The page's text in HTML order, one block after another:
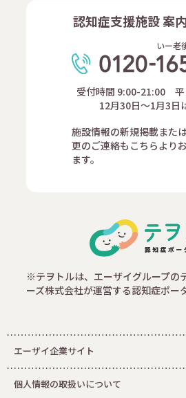
認知症支援施設 案
いー老
受付時間 9:00-21:00 平
12月30日～1月3日
施設情報の新規掲載また
更のご連絡もこちらより
ます。
※テヲトルは、エーザイグループの
ーズ株式会社が運営する認知症ポー
エーザイ企業サイト
個人情報の取扱いについて